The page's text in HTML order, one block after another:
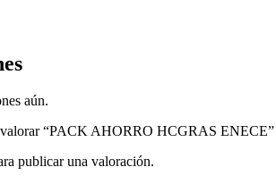
aún.
valorar “PACK AHORRO HCGRAS ENECE”
publicar una valoración.